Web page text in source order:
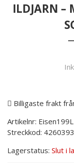
ILDJARN –
Billigaste frakt
Artikelnr:
Streckkod:
Lagerstatus: Slut i